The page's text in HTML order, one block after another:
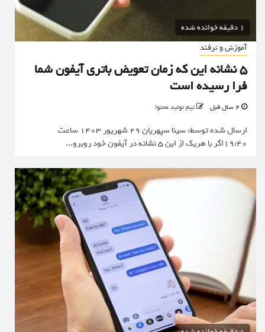
1 دقیقه خوانده شده
آموزش و ترفند
5 نشانه این که زمان تعویض باتری آیفون شما
فرا رسیده است
تیم تولید محتوا
ارسال شده توسط: سینا سپهریان 29 شهریور 1403 ساعت
19:40اگر با هریک از این 5 نشانه در آیفون خود روبرو...